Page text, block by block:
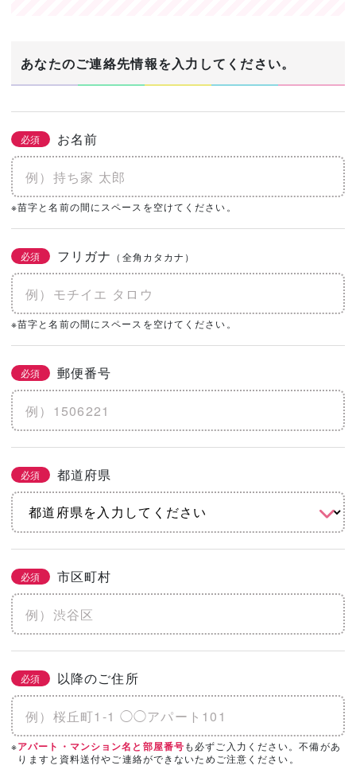
あなたのご連絡先情報を入力してください。
必須 お名前
※苗字と名前の間にスペースを空けてください。
必須 フリガナ （全角カタカナ）
※苗字と名前の間にスペースを空けてください。
必須 郵便番号
必須 都道府県
必須 市区町村
必須 以降のご住所
※アパート・マンション名と部屋番号も必ずご入力ください。不備があ
りますと資料送付やご連絡ができないためご注意ください。